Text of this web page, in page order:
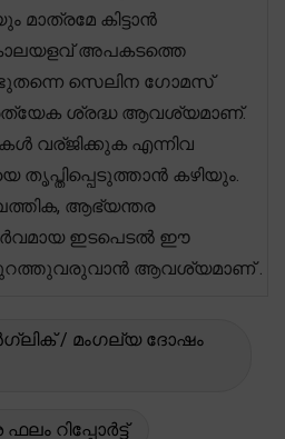
കിട്ടാൻ
അപകടത്തെ
സെലിന ഗോമസ്
ശ്രദ്ധ ആവശ്യമാണ്.
വര്ജിക്കുക എന്നിവ
തൃപ്തിപ്പെടുത്താൻ കഴിയും.
ആഭ്യന്തര
ഇടപെടൽ ഈ
പുറത്തുവരുവാൻ ആവശ്യമാണ് .
/ മംഗല്യ ദോഷം
റിപ്പോർട്ട്